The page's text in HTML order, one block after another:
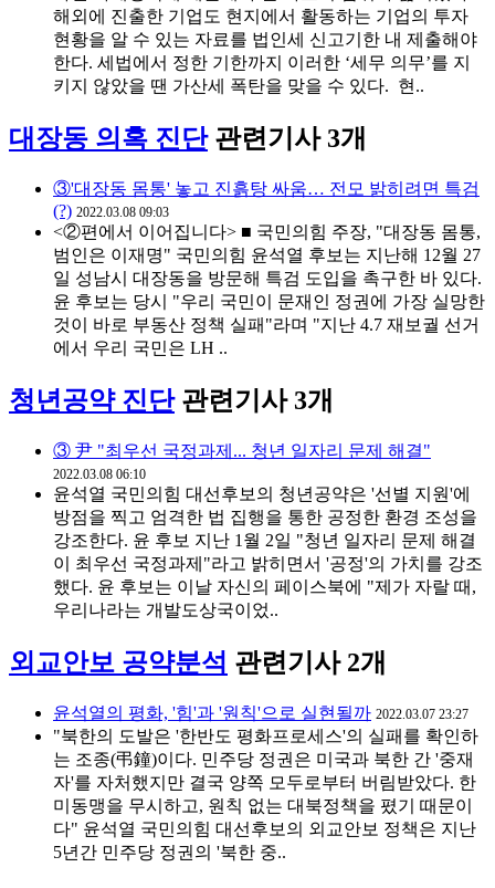
해외에 진출한 기업도 현지에서 활동하는 기업의 투자
현황을 알 수 있는 자료를 법인세 신고기한 내 제출해야
한다. 세법에서 정한 기한까지 이러한 ‘세무 의무’를 지
키지 않았을 땐 가산세 폭탄을 맞을 수 있다. 현..
대장동 의혹 진단 관련기사 3개
③'대장동 몸통' 놓고 진흙탕 싸움… 전모 밝히려면 특검
(?) 2022.03.08 09:03
<②편에서 이어집니다> ■ 국민의힘 주장, "대장동 몸통,
범인은 이재명" 국민의힘 윤석열 후보는 지난해 12월 27
일 성남시 대장동을 방문해 특검 도입을 촉구한 바 있다.
윤 후보는 당시 "우리 국민이 문재인 정권에 가장 실망한
것이 바로 부동산 정책 실패"라며 "지난 4.7 재보궐 선거
에서 우리 국민은 LH ..
청년공약 진단 관련기사 3개
③ 尹 "최우선 국정과제... 청년 일자리 문제 해결"
2022.03.08 06:10
윤석열 국민의힘 대선후보의 청년공약은 '선별 지원'에
방점을 찍고 엄격한 법 집행을 통한 공정한 환경 조성을
강조한다. 윤 후보 지난 1월 2일 "청년 일자리 문제 해결
이 최우선 국정과제"라고 밝히면서 '공정'의 가치를 강조
했다. 윤 후보는 이날 자신의 페이스북에 "제가 자랄 때,
우리나라는 개발도상국이었..
외교안보 공약분석 관련기사 2개
윤석열의 평화, '힘'과 '원칙'으로 실현될까 2022.03.07 23:27
"북한의 도발은 '한반도 평화프로세스'의 실패를 확인하
는 조종(弔鐘)이다. 민주당 정권은 미국과 북한 간 '중재
자'를 자처했지만 결국 양쪽 모두로부터 버림받았다. 한
미동맹을 무시하고, 원칙 없는 대북정책을 폈기 때문이
다" 윤석열 국민의힘 대선후보의 외교안보 정책은 지난
5년간 민주당 정권의 '북한 중..